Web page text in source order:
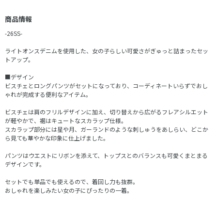
商品情報
-26SS-
ライトオンスデニムを使用した、女の子らしい可愛さがぎゅっと詰まったセッ
トアップ。
■デザイン
ビスチェとロングパンツがセットになっており、コーディネートいらずでおし
ゃれが完成する便利なアイテム。
ビスチェは肩のフリルデザインに加え、切り替えから広がるフレアシルエット
が軽やかで、裾はキュートなスカラップ仕様。
スカラップ部分には星や月、ガーランドのような刺しゅうをあしらい、どこか
ら見ても華やかな印象に仕上げました。
パンツはウエストにリボンを添えて、トップスとのバランスも可愛くまとまる
デザインです。
セットでも単品でも使えるので、着回し力も抜群。
おしゃれを楽しみたい女の子にぴったりの一着。